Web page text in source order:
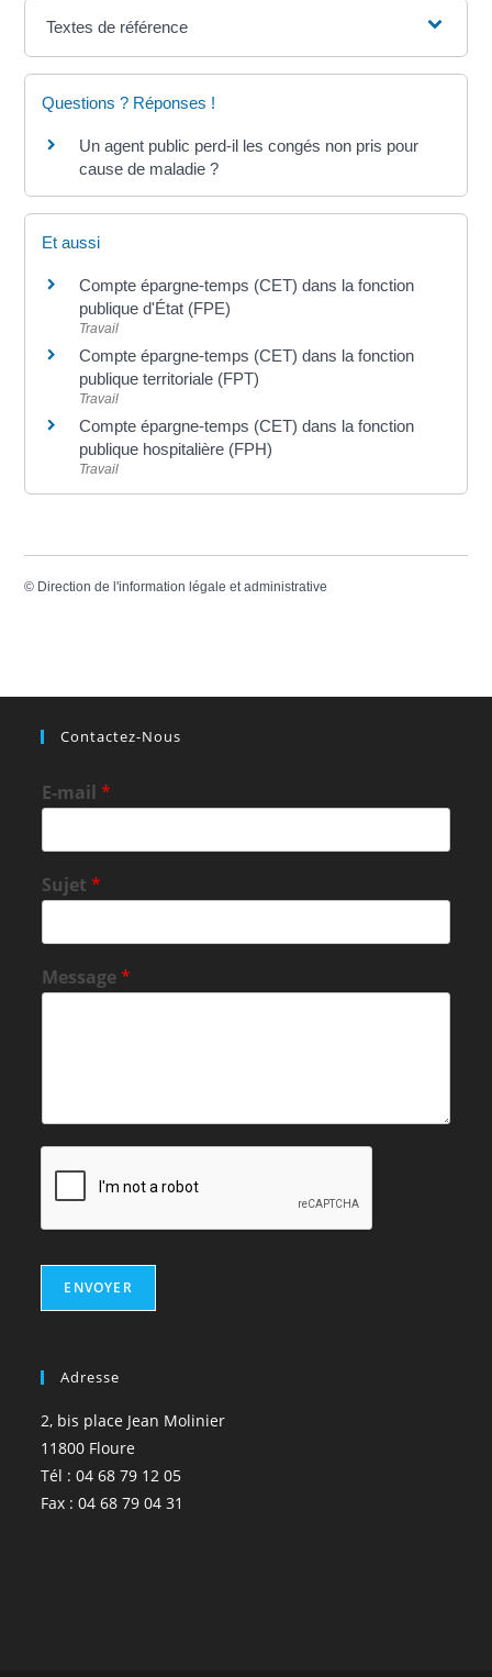
Textes de référence
Questions ? Réponses !
Un agent public perd-il les congés non pris pour
cause de maladie ?
Et aussi
Compte épargne-temps (CET) dans la fonction
publique d'État (FPE)
Travail
Compte épargne-temps (CET) dans la fonction
publique territoriale (FPT)
Travail
Compte épargne-temps (CET) dans la fonction
publique hospitalière (FPH)
Travail
© Direction de l'information légale et administrative
Contactez-Nous
E-mail*
Sujet*
Message*
ENVOYER
Adresse
2, bis place Jean Molinier
11800 Floure
Tél : 04 68 79 12 05
Fax : 04 68 79 04 31